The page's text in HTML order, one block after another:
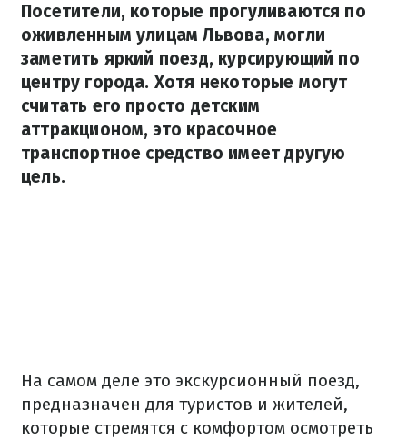
Посетители, которые прогуливаются по
оживленным улицам Львова, могли
заметить яркий поезд, курсирующий по
центру города. Хотя некоторые могут
считать его просто детским
аттракционом, это красочное
транспортное средство имеет другую
цель.
На самом деле это экскурсионный поезд,
предназначен для туристов и жителей,
которые стремятся с комфортом осмотреть